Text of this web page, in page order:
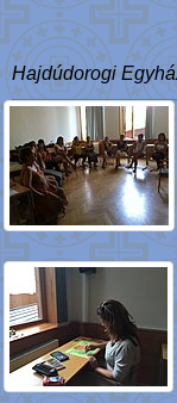
Hajdúdorogi